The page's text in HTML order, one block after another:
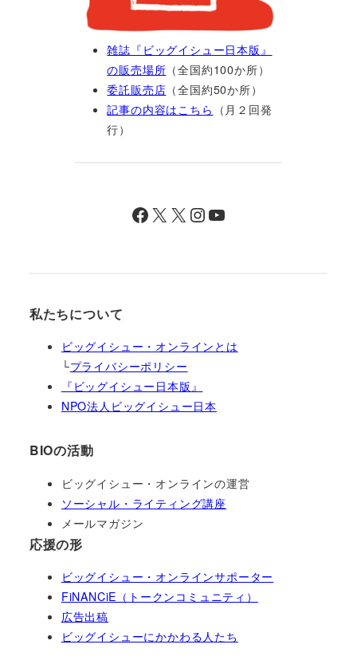
雑誌『ビッグイシュー日本版』
の販売場所 （全国約100か所）
委託販売店 （全国約50か所）
記事の内容はこちら （月２回発
行）
Facebook X X InstagramYouTube
私たちについて
ビッグイシュー・オンラインとは
└プライバシーポリシー
『ビッグイシュー日本版』
NPO法人ビッグイシュー日本
BIOの活動
ビッグイシュー・オンラインの運営
ソーシャル・ライティング講座
メールマガジン
応援の形
ビッグイシュー・オンラインサポーター
FiNANCiE（トークンコミュニティ）
広告出稿
ビッグイシューにかかわる人たち